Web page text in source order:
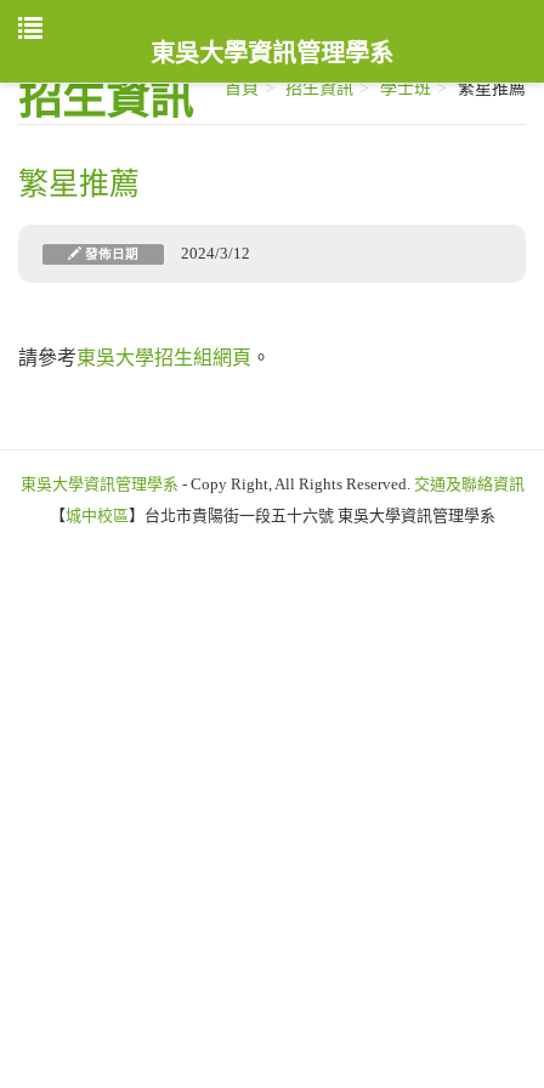
東吳大學資訊管理學系
招生資訊 首頁 招生資訊 學士班 繁星推薦
繁星推薦
發佈日期 2024/3/12
請參考東吳大學招生組網頁 。
東吳大學資訊管理學系 - Copy Right, All Rights Reserved. 交通及聯絡資訊
【城中校區】台北市貴陽街一段五十六號 東吳大學資訊管理學系